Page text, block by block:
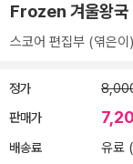
Frozen 겨울왕국
스코어 편집부 (엮은
정가
판매가
배송료 유료